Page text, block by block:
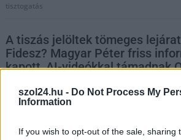
szol24.hu - Do Not Process My
Information
If you wish to opt-out of the sale, sharing
tisztogatás
A tiszás jelöltek tömeges
Fidesz? Magyar Péter friss
kapott, AI-videókkal támadnak
2026.03.10. Kiss Lajos